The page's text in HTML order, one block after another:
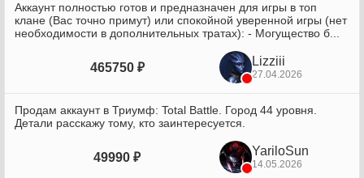
Аккаунт полностью готов и предназначен для игры в топ
клане (Вас точно примут) или спокойной уверенной игры (нет
необходимости в дополнительных тратах): - Могущество б...
465750 ₽ Lizziii
27.04.2026
Продам аккаунт в Триумф: Total Battle. Город 44 уровня.
Детали расскажу тому, кто заинтересуется.
49990 ₽ YariloSun
14.05.2026